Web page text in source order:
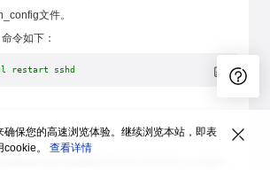
文件。
令如下：
restart sshd
保您的高速浏览体验。继续浏览本站，即表
cookie。 查看详情